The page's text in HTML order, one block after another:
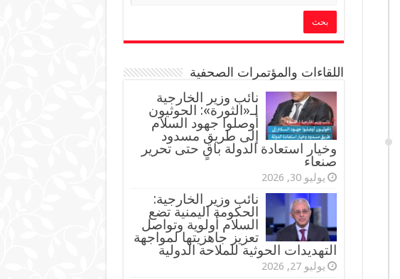
اللقاءات والمؤتمرات الصحفية
‏نائب وزير الخارجية
لـ«الثورة»: الحوثيون
أوصلوا جهود السلام
إلى طريق مسدود
وخيار استعادة الدولة باقٍ حتى تحرير
صنعاء
يوليو 30, 2026
نائب وزير الخارجية:
الحكومة اليمنية تضع
السلام أولوية وتواصل
تعزيز جاهزيتها لمواجهة
التهديدات الحوثية للملاحة الدولية
يوليو 27, 2026